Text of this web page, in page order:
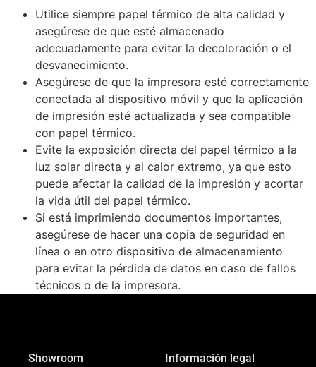
Utilice siempre papel térmico de alta calidad y
asegúrese de que esté almacenado
adecuadamente para evitar la decoloración o el
desvanecimiento.
Asegúrese de que la impresora esté correctamente
conectada al dispositivo móvil y que la aplicación
de impresión esté actualizada y sea compatible
con papel térmico.
Evite la exposición directa del papel térmico a la
luz solar directa y al calor extremo, ya que esto
puede afectar la calidad de la impresión y acortar
la vida útil del papel térmico.
Si está imprimiendo documentos importantes,
asegúrese de hacer una copia de seguridad en
línea o en otro dispositivo de almacenamiento
para evitar la pérdida de datos en caso de fallos
técnicos o de la impresora.
Showroom
Información legal